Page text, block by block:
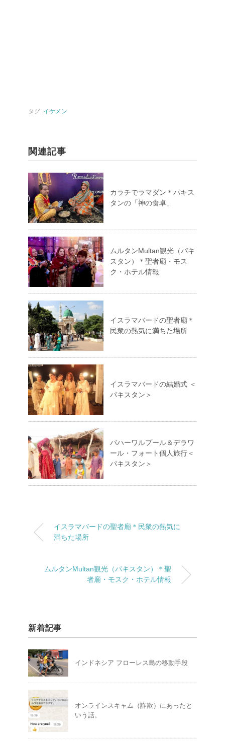
タグ: イケメン
関連記事
カラチでラマダン＊パキス
タンの「神の食卓」
ムルタンMultan観光（パキ
スタン）＊聖者廟・モス
ク・ホテル情報
イスラマバードの聖者廟＊
民衆の熱気に満ちた場所
イスラマバードの結婚式 ＜
パキスタン＞
バハーワルプール＆デラワ
ール・フォート個人旅行＜
パキスタン＞
イスラマバードの聖者廟＊民衆の熱気に
満ちた場所
ムルタンMultan観光（パキスタン）＊聖
者廟・モスク・ホテル情報
新着記事
インドネシア フローレス島の移動手段
オンラインスキャム（詐欺）にあったと
いう話。